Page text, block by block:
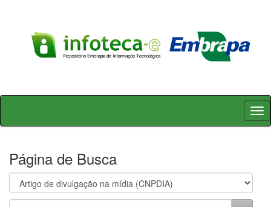
Skip
Página de Busca